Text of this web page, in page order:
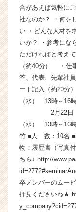
合があえば気軽に
社なのか？ ・何を
い ・どんな人材を
いか？ ・参考にな
ただければと考え
（約40分） ・仕
答、代表、先輩社
ート記入（約20分
（水） 13時
2月22日（
（水） 13時～16
竹 ■人 数：10名 ■
物：履歴書（写真
ちら↓ http://
卒メンバーのムー
拝見くださいね★